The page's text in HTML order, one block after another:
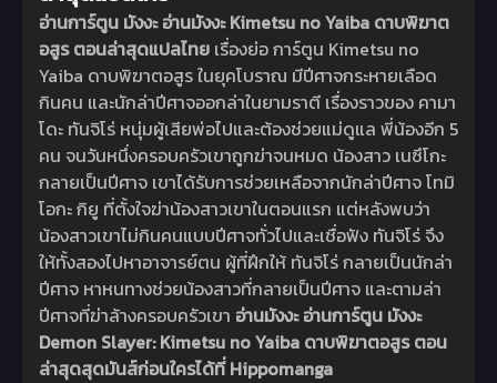
อ่านการ์ตูน มังงะ อ่านมังงะ Kimetsu no Yaiba ดาบพิฆาต
อสูร ตอนล่าสุดแปลไทย เรื่องย่อ การ์ตูน Kimetsu no
Yaiba ดาบพิฆาตอสูร ในยุคโบราณ มีปีศาจกระหายเลือด
กินคน และนักล่าปีศาจออกล่าในยามราตี เรื่องราวของ คามา
โดะ ทันจิโร่ หนุ่มผู้เสียพ่อไปและต้องช่วยแม่ดูแล พี่น้องอีก 5
คน จนวันหนึ่งครอบครัวเขาถูกฆ่าจนหมด น้องสาว เนซึโกะ
กลายเป็นปีศาจ เขาได้รับการช่วยเหลือจากนักล่าปีศาจ โทมิ
โอกะ กิยู ที่ตั้งใจฆ่าน้องสาวเขาในตอนแรก แต่หลังพบว่า
น้องสาวเขาไม่กินคนแบบปีศาจทั่วไปและเชื่อฟัง ทันจิโร่ จึง
ให้ทั้งสองไปหาอาจารย์ตน ผู้ที่ฝึกให้ ทันจิโร่ กลายเป็นนักล่า
ปีศาจ หาหนทางช่วยน้องสาวที่กลายเป็นปีศาจ และตามล่า
ปีศาจที่ฆ่าล้างครอบครัวเขา อ่านมังงะ อ่านการ์ตูน มังงะ
Demon Slayer: Kimetsu no Yaiba ดาบพิฆาตอสูร ตอน
ล่าสุดสุดมันส์ก่อนใครได้ที่ Hippomanga